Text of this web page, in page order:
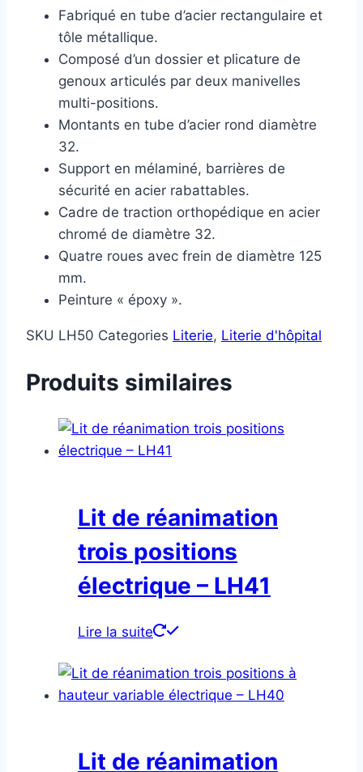
Fabriqué en tube d’acier rectangulaire et
tôle métallique.
Composé d’un dossier et plicature de
genoux articulés par deux manivelles
multi-positions.
Montants en tube d’acier rond diamètre
32.
Support en mélaminé, barrières de
sécurité en acier rabattables.
Cadre de traction orthopédique en acier
chromé de diamètre 32.
Quatre roues avec frein de diamètre 125
mm.
Peinture « époxy ».
SKU LH50 Categories Literie, Literie d'hôpital
Produits similaires
Lit de réanimation
trois positions
électrique – LH41
Lire la suite
Lit de réanimation